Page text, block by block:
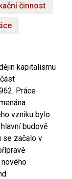
činnost
kapitalismu
Práce
vzniku bylo
budově
se začalo v